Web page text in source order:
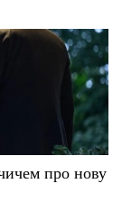
про нову